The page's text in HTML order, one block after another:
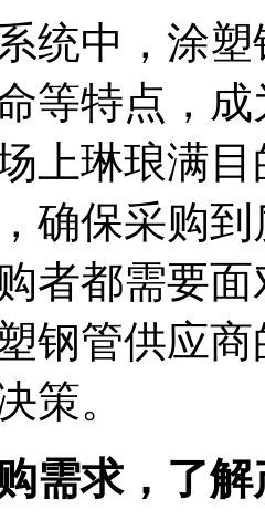
统中，涂
等特点，
上琳琅满
确保采购
者都需要
钢管供应
策。
需求，了